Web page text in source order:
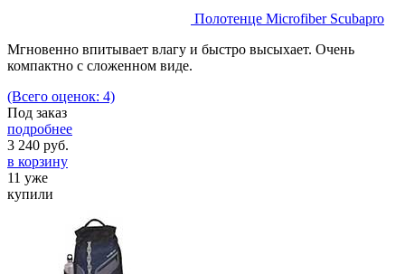
Полотенце Microfiber Scubapro
Мгновенно впитывает влагу и быстро высыхает. Очень
компактно с сложенном виде.
(Всего оценок: 4)
Под заказ
подробнее
3 240 руб.
в корзину
11 уже
купили